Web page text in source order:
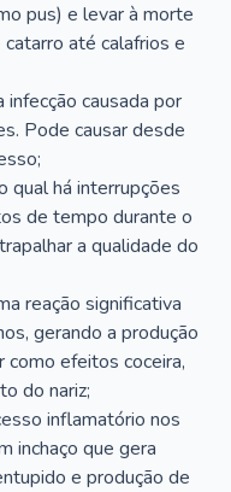
pus) e levar à morte
até calafrios e
infecção causada por
Pode causar desde
qual há interrupções
de tempo durante o
a qualidade do
reação significativa
gerando a produção
efeitos coceira,
do nariz;
inflamatório nos
inchaço que gera
e produção de